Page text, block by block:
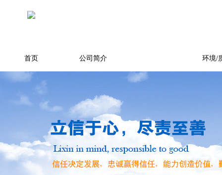
首页 公司简介 环境/